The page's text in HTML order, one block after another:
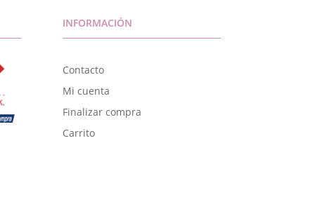
INFORMACIÓN
Contacto
Mi cuenta
Finalizar compra
Carrito